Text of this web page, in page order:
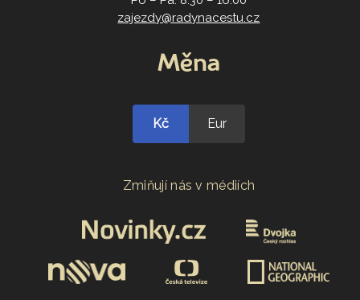
zajezdy@radynacestu.cz
Měna
Kč Eur
Zmiňují nás v médiích